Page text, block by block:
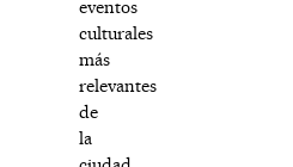
eventos
culturales
más
relevantes
de
la